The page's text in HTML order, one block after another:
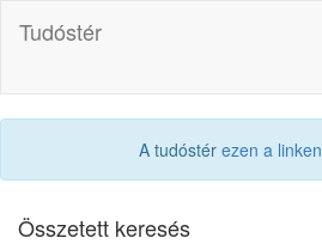
Tudóstér
A tudóstér ezen a linken
Összetett keresés